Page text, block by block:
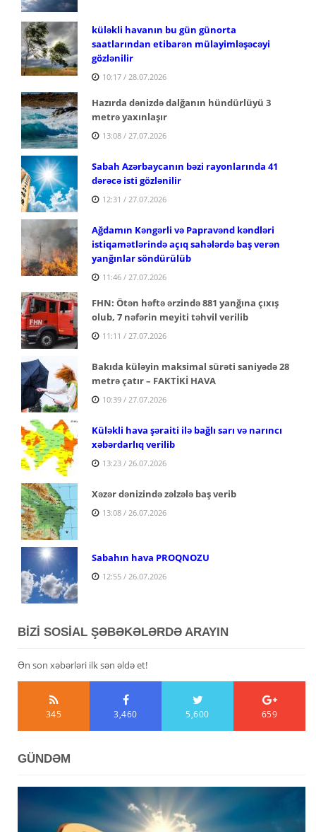
küləkli havanın bu gün günorta
saatlarından etibarən mülayimləşəcəyi
gözlənilir
10:17 / 28.07.2026
Hazırda dənizdə dalğanın hündürlüyü 3
metrə yaxınlaşır
13:08 / 27.07.2026
Sabah Azərbaycanın bəzi rayonlarında 41
dərəcə isti gözlənilir
12:31 / 27.07.2026
Ağdamın Kəngərli və Papravənd kəndləri
istiqamətlərində açıq sahələrdə baş verən
yanğınlar söndürülüb
11:46 / 27.07.2026
FHN: Ötən həftə ərzində 881 yanğına çıxış
olub, 7 nəfərin meyiti təhvil verilib
11:11 / 27.07.2026
Bakıda küləyin maksimal sürəti saniyədə 28
metrə çatır – FAKTİKİ HAVA
10:39 / 27.07.2026
Küləkli hava şəraiti ilə bağlı sarı və narıncı
xəbərdarlıq verilib
13:23 / 26.07.2026
Xəzər dənizində zəlzələ baş verib
13:08 / 26.07.2026
Sabahın hava PROQNOZU
12:55 / 26.07.2026
BİZİ SOSİAL ŞƏBƏKƏLƏRDƏ ARAYIN
Ən son xəbərləri ilk sən əldə et!
345 3,460 5,600 659
GÜNDƏM